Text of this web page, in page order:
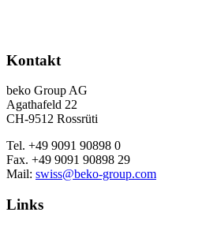
Kontakt
beko Group AG
Agathafeld 22
CH-9512 Rossrüti
Tel. +49 9091 90898 0
Fax. +49 9091 90898 29
Mail: swiss@beko-group.com
Links